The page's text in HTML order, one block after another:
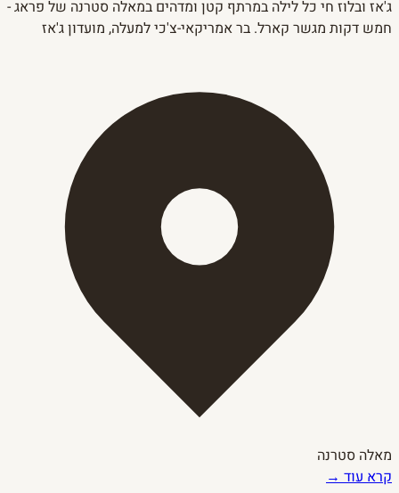
ג'אז ובלוז חי כל לילה במרתף קטן ומדהים במאלה סטרנה של פראג -
חמש דקות מגשר קארל. בר אמריקאי-צ'כי למעלה, מועדון ג'אז
מאלה סטרנה
קרא עוד →